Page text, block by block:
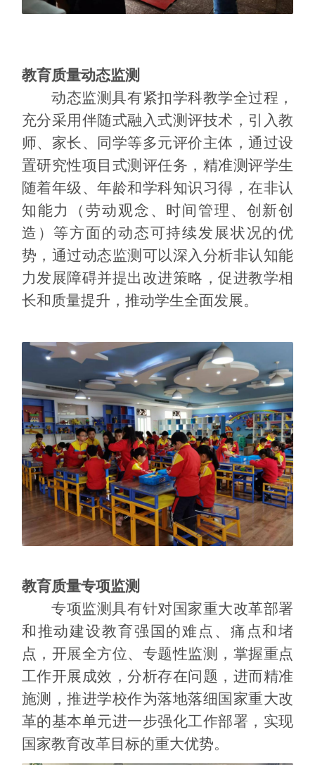
教育质量动态监测
动态监测具有紧扣学科教学全过程，
充分采用伴随式融入式测评技术，引入教
师、家长、同学等多元评价主体，通过设
置研究性项目式测评任务，精准测评学生
随着年级、年龄和学科知识习得，在非认
知能力（劳动观念、时间管理、创新创
造）等方面的动态可持续发展状况的优
势，通过动态监测可以深入分析非认知能
力发展障碍并提出改进策略，促进教学相
长和质量提升，推动学生全面发展。
教育质量专项监测
专项监测具有针对国家重大改革部署
和推动建设教育强国的难点、痛点和堵
点，开展全方位、专题性监测，掌握重点
工作开展成效，分析存在问题，进而精准
施测，推进学校作为落地落细国家重大改
革的基本单元进一步强化工作部署，实现
国家教育改革目标的重大优势。